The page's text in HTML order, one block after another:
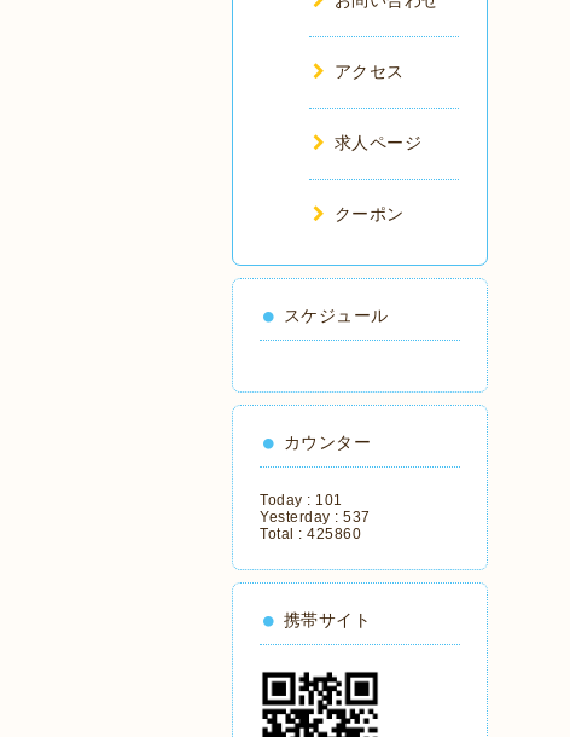
アクセス
求人ページ
クーポン
スケジュール
カウンター
Today : 101
Yesterday : 537
Total : 425860
携帯サイト